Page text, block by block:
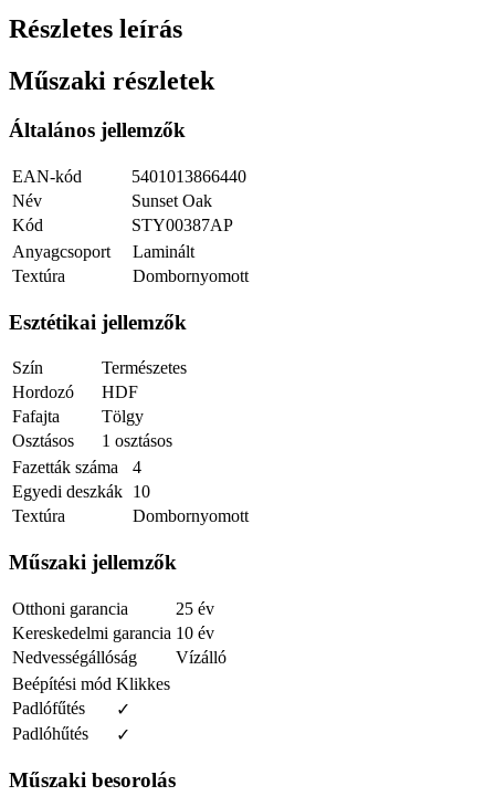
Részletes leírás
Műszaki részletek
Általános jellemzők
EAN-kód
5401013866440
Név
Sunset Oak
Kód
STY00387AP
Anyagcsoport
Laminált
Textúra
Dombornyomott
Esztétikai jellemzők
Szín
Természetes
Hordozó
HDF
Fafajta
Tölgy
Osztásos
1 osztásos
Fazetták száma
4
Egyedi deszkák 10
Textúra
Dombornyomott
Műszaki jellemzők
Otthoni garancia
25 év
Kereskedelmi garancia 10 év
Nedvességállóság
Vízálló
Beépítési mód Klikkes
Padlófűtés
✓
Padlóhűtés
✓
Műszaki besorolás